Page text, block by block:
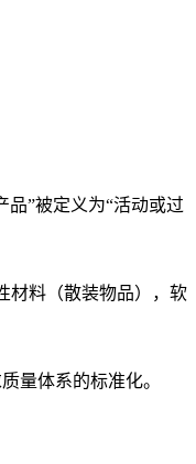
品”被定义为“活动或过
材料（散装物品），软
量体系的标准化。